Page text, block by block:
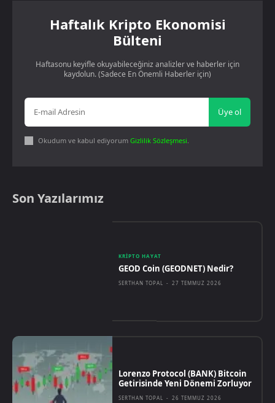
Haftalık Kripto Ekonomisi
Bülteni
Haftasonu keyifle okuyabileceğiniz analizler ve haberler için
kaydolun. (Sadece En Önemli Haberler için)
Üye ol
Okudum ve kabul ediyorum Gizlilik Sözleşmesi
Son Yazılarımız
KRIPTO HAYAT
GEOD Coin (GEODNET) Nedir?
SERTHAN TOPAL - 27 TEMMUZ 2026
Lorenzo Protocol (BANK) Bitcoin
Getirisinde Yeni Dönemi Zorluyor
SERTHAN TOPAL - 26 TEMMUZ 2026